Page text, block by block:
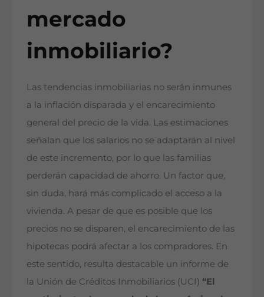
mercado
inmobiliario?
Las tendencias inmobiliarias no serán inmunes
a la inflación disparada y el encarecimiento
general del precio de la vida. Las estimaciones
señalan que los salarios no se adaptarán al nivel
de este incremento, por lo que las familias
perderán capacidad de ahorro. Un factor que,
sin duda, hará más complicado el acceso a la
vivienda. A pesar de que es posible que los
precios no se disparen, el encarecimiento de las
hipotecas podrá afectar a los compradores. En
este sentido, resulta destacable un informe de
la Unión de Créditos Inmobiliarios (UCI) “El